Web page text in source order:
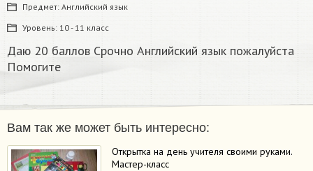
Предмет: Английский язык
Уровень: 10 - 11 класс
Даю 20 баллов Срочно Английский язык пожалуйста
Помогите
Вам так же может быть интересно:
Открытка на день учителя своими руками.
Мастер-класс